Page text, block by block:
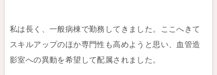
私は長く、一般病棟で勤務してきました。ここへきて
スキルアップのほか専門性も高めようと思い、血管造
影室への異動を希望して配属されました。